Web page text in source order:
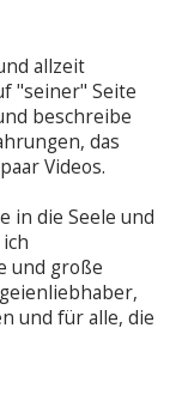
allzeit
"seiner" Seite
beschreibe
das
Videos.
in die Seele und
und große
und für alle, die